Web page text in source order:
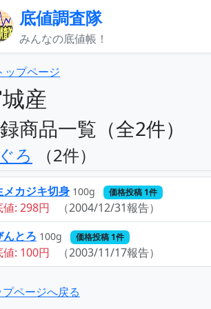
底値調査隊
みんなの底値帳！
プページ
産
商品一覧（全2件）
ろ （2件）
メカジキ切身 100g 価格投稿 1件
値: 298円
（2004/12/31報告）
んとろ 100g 価格投稿 1件
値: 100円 （2003/11/17報告）
プページへ戻る